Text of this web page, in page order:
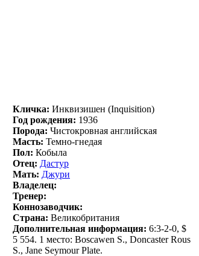
Кличка: Инквизишен (Inquisition)
Год рождения: 1936
Порода: Чистокровная английская
Масть: Темно-гнедая
Пол: Кобыла
Отец: Даcтур
Мать: Джури
Владелец:
Тренер:
Коннозаводчик:
Страна: Великобритания
Дополнительная информация: 6:3-2-0, $
5 554. 1 место: Boscawen S., Doncaster Rous
S., Jane Seymour Plate.